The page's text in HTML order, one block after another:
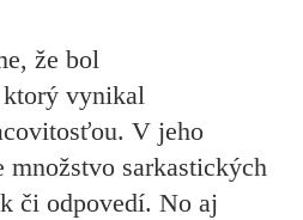
že bol
vynikal
. V jeho
množstvo sarkastických
či odpovedí. No aj